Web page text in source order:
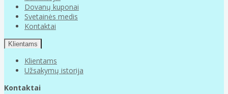
Dovanų kuponai
Svetainės medis
Kontaktai
Klientams
Klientams
Užsakymų istorija
Kontaktai